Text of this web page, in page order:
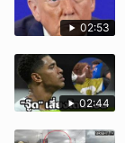
02:53
02:44